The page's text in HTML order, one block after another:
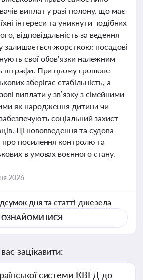
виплат у разі полону, що має
інтереси та уникнути подібних
відповідальність за ведення
залишається жорсткою: посадові
свої обов’язки належним
штрафи. При цьому грошове
зберігає стабільність, а
виплати у зв’язку з сімейними
як народження дитини чи
соціальний захист
Ці нововведення та судова
про посилення контролю та
в умовах воєнного стану.
2026
дня та статті-джерела
ОЗНАЙОМИТИСЯ
зацікавити:
системи КВЕД до